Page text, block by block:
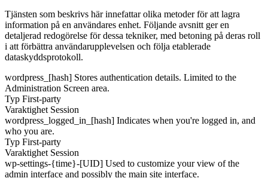
Tjänsten som beskrivs här innefattar olika metoder för att lagra
information på en användares enhet. Följande avsnitt ger en
detaljerad redogörelse för dessa tekniker, med betoning på deras roll
i att förbättra användarupplevelsen och följa etablerade
dataskyddsprotokoll.
wordpress_[hash] Stores authentication details. Limited to the
Administration Screen area.
Typ First-party
Varaktighet Session
wordpress_logged_in_[hash] Indicates when you're logged in, and
who you are.
Typ First-party
Varaktighet Session
wp-settings-{time}-[UID] Used to customize your view of the
admin interface and possibly the main site interface.